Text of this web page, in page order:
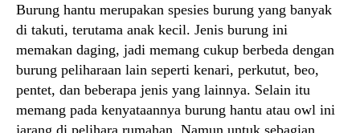
Burung hantu merupakan spesies burung yang banyak
di takuti, terutama anak kecil. Jenis burung ini
memakan daging, jadi memang cukup berbeda dengan
burung peliharaan lain seperti kenari, perkutut, beo,
pentet, dan beberapa jenis yang lainnya. Selain itu
memang pada kenyataannya burung hantu atau owl ini
jarang di pelihara rumahan. Namun untuk sebagian